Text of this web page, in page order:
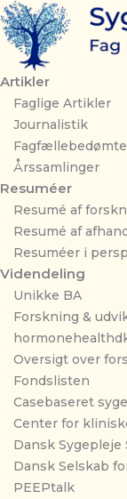
Gå
til
indholdet
Artikler
Faglige Artikler
Journalistik
Fagfællebedømte
Årssamlinger
Resuméer
Resumé af
Resumé af
Resuméer i
Videndeling
Unikke BA
Forskning &
Oversigt over
Fondslisten
Casebaseret
Center for
Dansk Sygepleje
Dansk Selskab
PEEPtalk